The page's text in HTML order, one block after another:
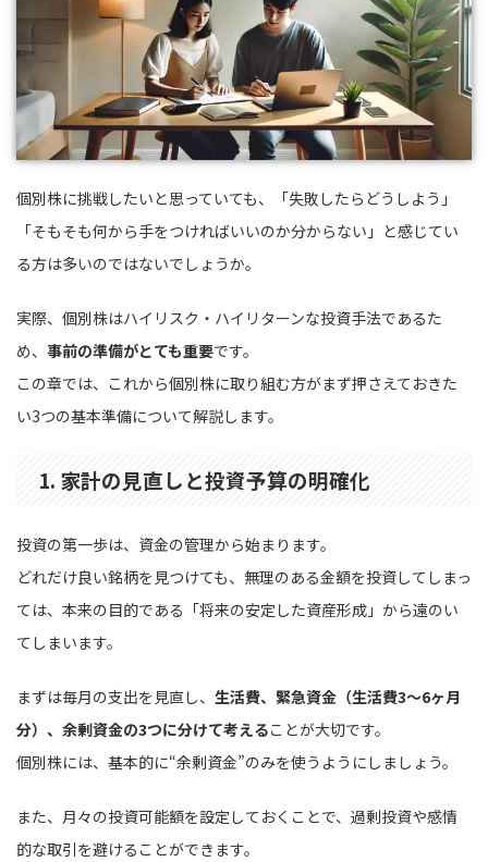
個別株に挑戦したいと思っていても、「失敗したらどうしよう」
「そもそも何から手をつければいいのか分からない」と感じてい
る方は多いのではないでしょうか。
実際、個別株はハイリスク・ハイリターンな投資手法であるた
め、 事前の準備がとても重要です。
この章では、これから個別株に取り組む方がまず押さえておきた
い3つの基本準備について解説します。
1. 家計の見直しと投資予算の明確化
投資の第一歩は、資金の管理から始まります。
どれだけ良い銘柄を見つけても、無理のある金額を投資してしまっ
ては、本来の目的である「将来の安定した資産形成」から遠のい
てしまいます。
まずは毎月の支出を見直し、 生活費、緊急資金（生活費3〜6ヶ月
分）、余剰資金の3つに分けて考えることが大切です。
個別株には、基本的に“余剰資金”のみを使うようにしましょう。
また、月々の投資可能額を設定しておくことで、過剰投資や感情
的な取引を避けることができます。